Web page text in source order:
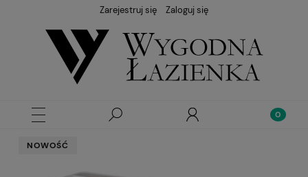
Zarejestruj się Zaloguj się
NOWOŚĆ